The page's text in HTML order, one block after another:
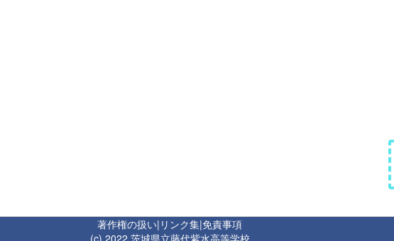
著作権の扱い| リンク集|免責事項